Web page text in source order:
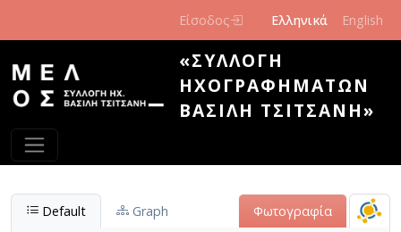
Είσοδος Ελληνικά English
«ΣΥΛΛΟΓΉ
ΗΧΟΓΡΑΦΗΜΆΤΩΝ
ΒΑΣΊΛΗ ΤΣΙΤΣΆΝΗ»
Default Graph Φωτογραφία